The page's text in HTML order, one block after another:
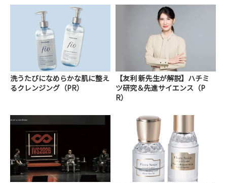
洗うたびになめらかな肌に整え
るクレンジング（PR）
【友利 新先生が解説】ハチミ
ツ研究＆先進サイエンス（P
R）